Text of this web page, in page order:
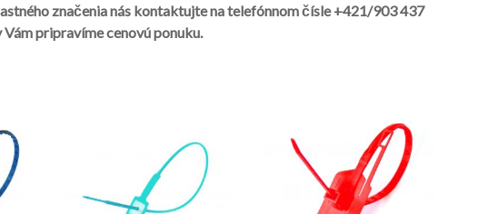
značenia nás kontaktujte na telefónnom čísle +421/903 437
pripravíme cenovú ponuku.